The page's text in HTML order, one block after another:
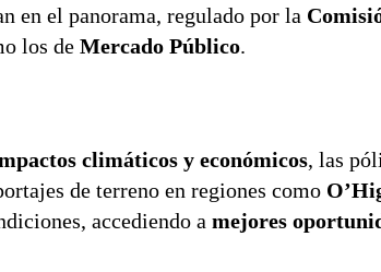
en el panorama, regulado por la
los de Mercado Público.
climáticos y económicos, las
de terreno en regiones como
accediendo a mejores